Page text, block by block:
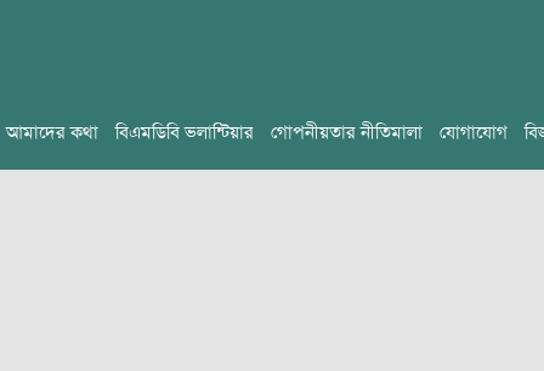
আমাদের কথা বিএমডিবি ভলান্টিয়ার গোপনীয়তার নীতিমালা যোগাযোগ